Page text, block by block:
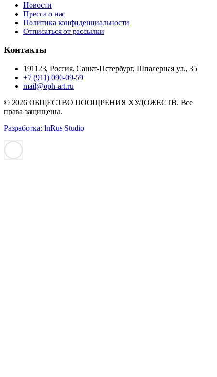
Новости
Пресса о нас
Политика конфиденциальности
Отписаться от рассылки
Контакты
191123, Россия, Санкт-Петербург, Шпалерная ул., 35
+7 (911) 090-09-59
mail@oph-art.ru
© 2026 ОБЩЕСТВО ПООЩРЕНИЯ ХУДОЖЕСТВ. Все
права защищены.
Разработка: InRus Studio